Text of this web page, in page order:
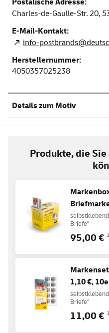
Charles-de-Gaulle-Str. 20,
E-Mail-Kontakt:
info-
Herstellernummer:
4050357025238
Details zum Motiv
Produkte, die
Briefe"
95,00 €
1,10 €,
Briefe"
11,00 €